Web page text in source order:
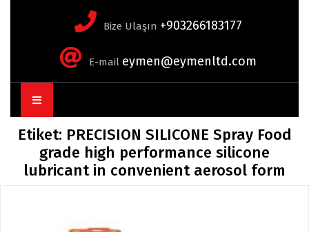
Bize Ulaşın +903266183177
E-mail eymen@eymenltd.com
Button
Etiket: PRECISION SILICONE Spray Food
grade high performance silicone
lubricant in convenient aerosol form